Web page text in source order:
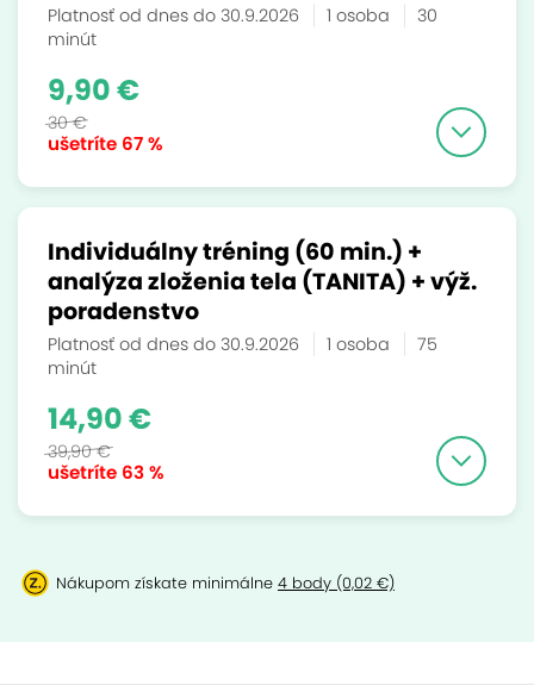
Platnosť od dnes do 30.9.2026 1 osoba
30
minút
ušetríte 67 %
9,90 €
30 €
Individuálny tréning (60 min.) +
analýza zloženia tela (TANITA) + výž.
poradenstvo
Platnosť od dnes do 30.9.2026 1 osoba
75
minút
ušetríte 63 %
14,90 €
39,90 €
Nákupom získate minimálne 4 body (0,02 €)